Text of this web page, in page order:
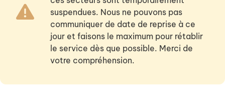
suspendues. Nous ne pouvons pas
communiquer de date de reprise à ce
jour et faisons le maximum pour rétablir
le service dès que possible. Merci de
votre compréhension.